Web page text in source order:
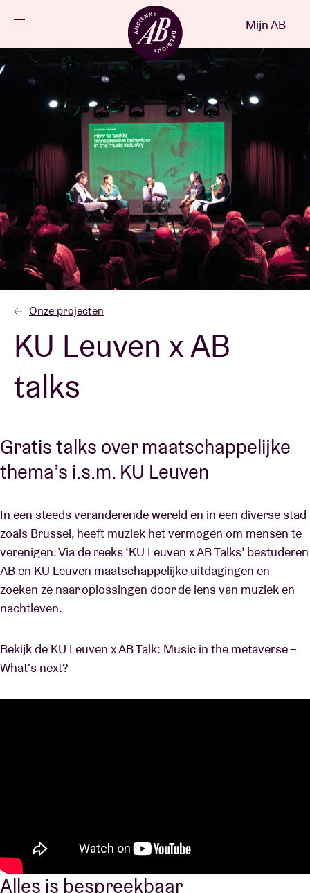
NL
Agenda
Projecten
Nieuws
Bezoekersinfo
AB ❤ you
Zaalhuur
BRDCST
ABtv
Concertcheque
Over AB
Contact
Mijn AB
Onze projecten
KU Leuven x AB
talks
Gratis talks over maatschappelijke
thema’s i.s.m. KU Leuven
In een steeds veranderende wereld en in een diverse stad
zoals Brussel, heeft muziek het vermogen om mensen te
verenigen. Via de reeks ‘KU Leuven x AB Talks’ bestuderen
AB en KU Leuven maatschappelijke uitdagingen en
zoeken ze naar oplossingen door de lens van muziek en
nachtleven.
Bekijk de KU Leuven x AB Talk: Music in the metaverse –
What's next?
Alles is bespreekbaar